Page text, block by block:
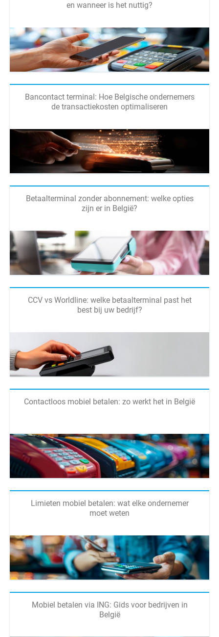
en wanneer is het nuttig?
Bancontact terminal: Hoe Belgische ondernemers
de transactiekosten optimaliseren
Betaalterminal zonder abonnement: welke opties
zijn er in België?
CCV vs Worldline: welke betaalterminal past het
best bij uw bedrijf?
Contactloos mobiel betalen: zo werkt het in België
Limieten mobiel betalen: wat elke ondernemer
moet weten
Mobiel betalen via ING: Gids voor bedrijven in
België